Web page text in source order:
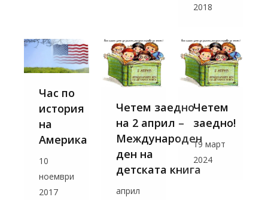
2018
Час по
история
на
Америка
10
ноември
2017
Четем заедно
на 2 април –
Международен
ден на
детската книга
април
Четем
заедно!
19 март
2024